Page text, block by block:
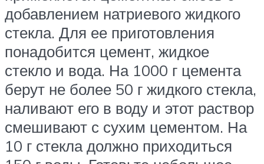
добавлением натриевого жидкого
стекла. Для ее приготовления
понадобится цемент, жидкое
стекло и вода. На 1000 г цемента
берут не более 50 г жидкого стекла,
наливают его в воду и этот раствор
смешивают с сухим цементом. На
10 г стекла должно приходиться